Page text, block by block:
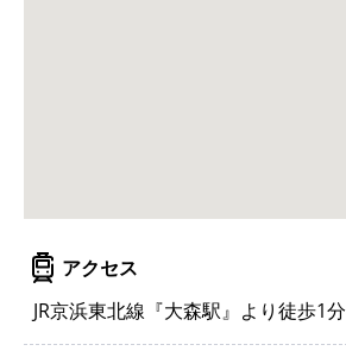
アクセス
JR京浜東北線『大森駅』より徒歩1分